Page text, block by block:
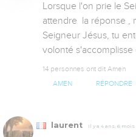
Lorsque l'on prie le
attendre  la réponse ,
Seigneur Jésus, tu
volonté
14 personnes ont dit Amen
AMEN RÉPONDRE
laurent Il y a 4 ans, 6 mois